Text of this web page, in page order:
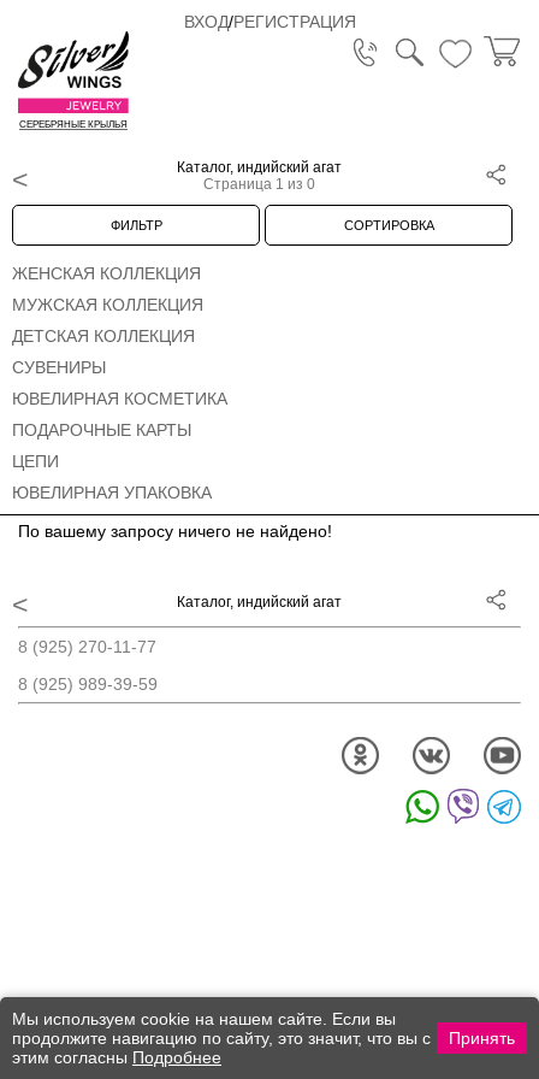
ВХОД/РЕГИСТРАЦИЯ
СЕРЕБРЯНЫЕ КРЫЛЬЯ
Каталог, индийский агат
Страница 1 из 0
ФИЛЬТР СОРТИРОВКА
ЖЕНСКАЯ КОЛЛЕКЦИЯ
МУЖСКАЯ КОЛЛЕКЦИЯ
ДЕТСКАЯ КОЛЛЕКЦИЯ
СУВЕНИРЫ
ЮВЕЛИРНАЯ КОСМЕТИКА
ПОДАРОЧНЫЕ КАРТЫ
ЦЕПИ
ЮВЕЛИРНАЯ УПАКОВКА
По вашему запросу ничего не найдено!
Каталог, индийский агат
8 (925) 270-11-77
8 (925) 989-39-59
Мы используем cookie на нашем сайте. Если вы
продолжите навигацию по сайту, это значит, что вы с
этим согласны Подробнее
Принять